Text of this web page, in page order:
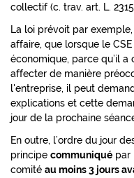
collectif (c. trav. art. L.
La loi prévoit par
affaire, que lorsque le
économique, parce qu’il
affecter de manière
l'entreprise, il peut
explications et cette
jour de la prochaine
En outre, l’ordre du jour
principe communiqué par
comité au moins 3 jours